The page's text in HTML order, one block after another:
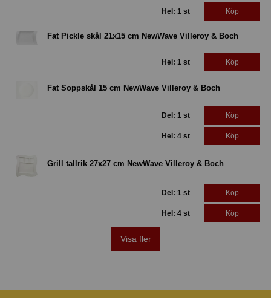
Hel: 1 st Köp
Fat Pickle skål 21x15 cm NewWave Villeroy & Boch
Hel: 1 st Köp
Fat Soppskål 15 cm NewWave Villeroy & Boch
Del: 1 st Köp
Hel: 4 st Köp
Grill tallrik 27x27 cm NewWave Villeroy & Boch
Del: 1 st Köp
Hel: 4 st Köp
Visa fler